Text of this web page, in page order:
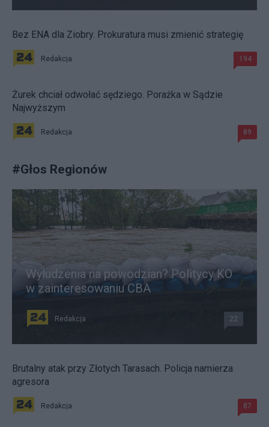
Bez ENA dla Ziobry. Prokuratura musi zmienić strategię
Redakcja 194
Żurek chciał odwołać sędziego. Porażka w Sądzie
Najwyższym
Redakcja 89
#Głos Regionów
Wyłudzenia na powodzian? Politycy KO
w zainteresowaniu CBA
Redakcja 22
Brutalny atak przy Złotych Tarasach. Policja namierza
agresora
Redakcja 87